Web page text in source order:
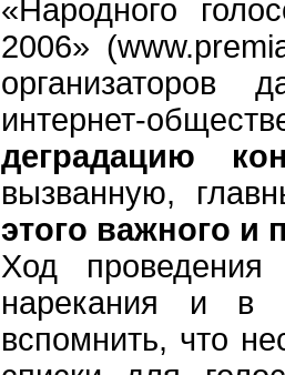
«Народного
2006»
организаторов
интернет-
деградацию
вызванную,
этого важного и
Ход проведения
нарекания и в
вспомнить, что